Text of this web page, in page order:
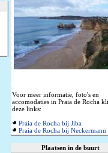
Voor meer informatie, foto's en
accomodaties in Praia de Rocha
deze links:
Praia de Rocha bij Jiba
Praia de Rocha bij Neckermann
Plaatsen in de buurt